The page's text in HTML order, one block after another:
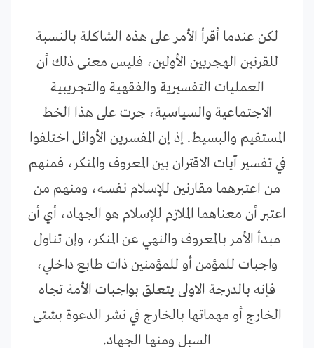
لكن عندما أقرأ الأمر على هذه الشاكلة بالنسبة
للقرنين الهجريين الأولين، فليس معنى ذلك أن
العمليات التفسيرية والفقهية والتجريبية
الاجتماعية والسياسية، جرت على هذا الخط
المستقيم والبسيط. إذ إن المفسرين الأوائل اختلفوا
في تفسير آيات الاقتران بين المعروف والمنكر، فمنهم
من اعتبرهما مقارنين للإسلام نفسه، ومنهم من
اعتبر أن معناهما الملازم للإسلام هو الجهاد، أي أن
مبدأ الأمر بالمعروف والنهي عن المنكر، وإن تناول
واجبات للمؤمن أو للمؤمنين ذات طابع داخلي،
فإنه بالدرجة الاولى يتعلق بواجبات الأمة تجاه
الخارج أو مهماتها بالخارج في نشر الدعوة بشتى
السبل ومنها الجهاد.